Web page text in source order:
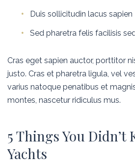
Duis sollicitudin lacus sapien
Sed pharetra felis facilisis
Cras eget sapien auctor, porttitor
justo. Cras et pharetra ligula, vel
varius natoque penatibus et
montes, nascetur ridiculus mus.
5 Things You Didn’t
Yachts